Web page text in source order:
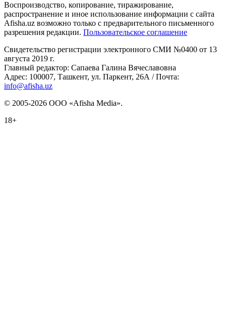
Воспроизводство, копирование, тиражирование,
распространение и иное использование информации с сайта
Afisha.uz возможно только с предварительного письменного
разрешения редакции. Пользовательское соглашение
Свидетельство регистрации электронного СМИ №0400 от 13
августа 2019 г.
Главный редактор: Сапаева Галина Вячеславовна
Адрес: 100007, Ташкент, ул. Паркент, 26А / Почта:
info@afisha.uz
© 2005-2026 ООО «Afisha Media».
18+